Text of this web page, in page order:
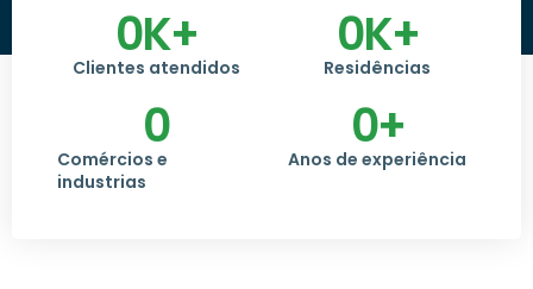
Clientes atendidos
0K+
Residências
0K+
Comércios e
industrias
0
Anos de experiência
0+